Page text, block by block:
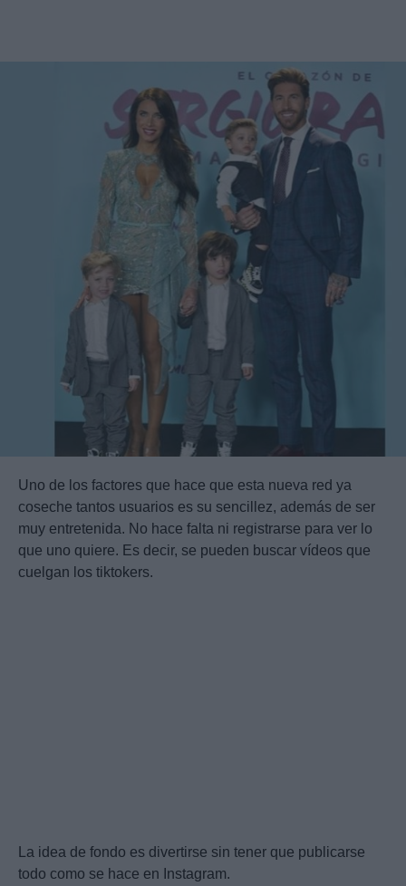
Uno de los factores que hace que esta nueva red ya
coseche tantos usuarios es su sencillez, además de ser
muy entretenida. No hace falta ni registrarse para ver lo
que uno quiere. Es decir, se pueden buscar vídeos que
cuelgan los tiktokers.
La idea de fondo es divertirse sin tener que publicarse
todo como se hace en Instagram.